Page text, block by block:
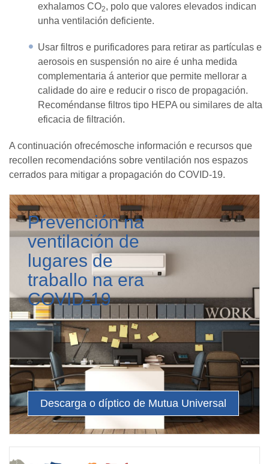
exhalamos CO2, polo que valores elevados indican
unha ventilación deficiente.
Usar filtros e purificadores para retirar as partículas e
aerosois en suspensión no aire é unha medida
complementaria á anterior que permite mellorar a
calidade do aire e reducir o risco de propagación.
Recoméndanse filtros tipo HEPA ou similares de alta
eficacia de filtración.
A continuación ofrecémosche información e recursos que
recollen recomendacións sobre ventilación nos espazos
cerrados para mitigar a propagación do COVID-19.
Prevención na
ventilación de
lugares de
traballo na era
COVID-19
Descarga o díptico de Mutua Universal